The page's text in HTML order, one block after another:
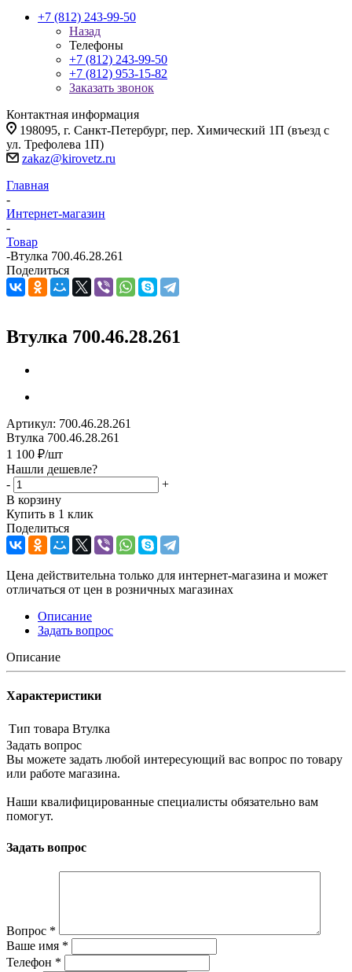
+7 (812) 243-99-50
Назад
Телефоны
+7 (812) 243-99-50
+7 (812) 953-15-82
Заказать звонок
Контактная информация
198095, г. Санкт-Петербург, пер. Химический 1П (въезд с
ул. Трефолева 1П)
zakaz@kirovetz.ru
Главная
-
Интернет-магазин
-
Товар
-Втулка 700.46.28.261
Поделиться
Втулка 700.46.28.261
Артикул: 700.46.28.261
Втулка 700.46.28.261
1 100 ₽/шт
Нашли дешевле?
-
+
В корзину
Купить в 1 клик
Поделиться
Цена действительна только для интернет-магазина и может
отличаться от цен в розничных магазинах
Описание
Задать вопрос
Описание
Характеристики
Тип товара Втулка
Задать вопрос
Вы можете задать любой интересующий вас вопрос по товару
или работе магазина.
Наши квалифицированные специалисты обязательно вам
помогут.
Задать вопрос
Вопрос *
Ваше имя *
Телефон *